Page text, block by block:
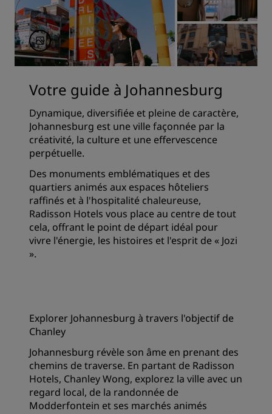
Votre guide à Johannesburg
Dynamique, diversifiée et pleine de caractère,
Johannesburg est une ville façonnée par la
créativité, la culture et une effervescence
perpétuelle.
Des monuments emblématiques et des
quartiers animés aux espaces hôteliers
raffinés et à l'hospitalité chaleureuse,
Radisson Hotels vous place au centre de tout
cela, offrant le point de départ idéal pour
vivre l'énergie, les histoires et l'esprit de « Jozi
».
Explorer Johannesburg à travers l'objectif de
Chanley
Johannesburg révèle son âme en prenant des
chemins de traverse. En partant de Radisson
Hotels, Chanley Wong, explorez la ville avec un
regard local, de la randonnée de
Modderfontein et ses marchés animés